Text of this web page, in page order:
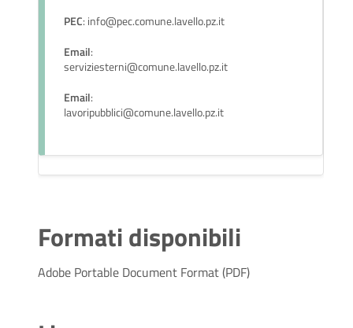
PEC: info@pec.comune.lavello.pz.it
Email:
serviziesterni@comune.lavello.pz.it
Email:
lavoripubblici@comune.lavello.pz.it
Formati disponibili
Adobe Portable Document Format (PDF)